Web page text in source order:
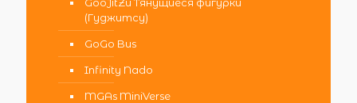
(Гуджитсу)
GoGo Bus
Infinity Nado
MGAs MiniVerse